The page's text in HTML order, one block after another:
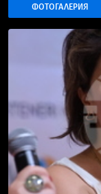
ФОТОГАЛЕРИЯ